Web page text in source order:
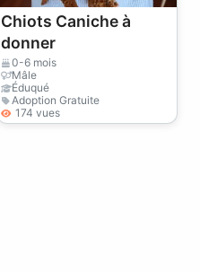
Chiots Caniche à
donner
0-6 mois
Mâle
Éduqué
Adoption Gratuite
174 vues